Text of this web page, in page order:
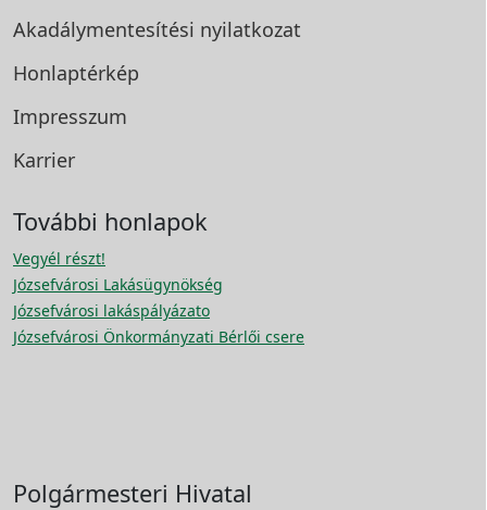
Akadálymentesítési nyilatkozat
Honlaptérkép
Impresszum
Karrier
További honlapok
Vegyél részt!
Józsefvárosi Lakásügynökség
Józsefvárosi lakáspályázato
Józsefvárosi Önkormányzati Bérlői csere
Polgármesteri Hivatal